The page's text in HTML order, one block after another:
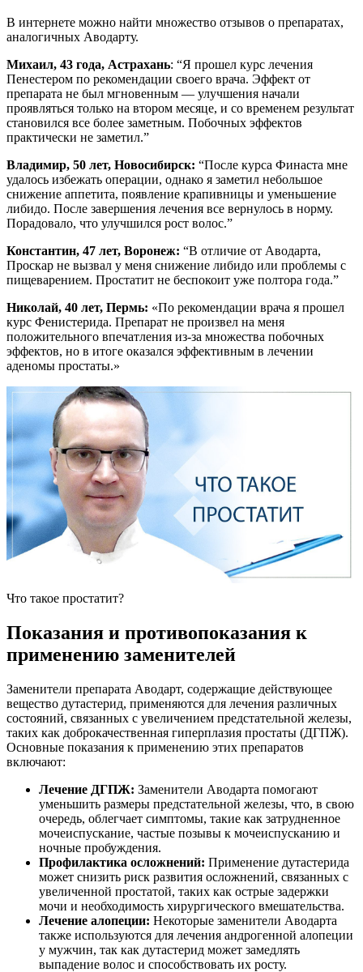
В интернете можно найти множество отзывов о препаратах,
аналогичных Аводарту.
Михаил, 43 года, Астрахань: “Я прошел курс лечения
Пенестером по рекомендации своего врача. Эффект от
препарата не был мгновенным — улучшения начали
проявляться только на втором месяце, и со временем результат
становился все более заметным. Побочных эффектов
практически не заметил.”
Владимир, 50 лет, Новосибирск: “После курса Финаста мне
удалось избежать операции, однако я заметил небольшое
снижение аппетита, появление крапивницы и уменьшение
либидо. После завершения лечения все вернулось в норму.
Порадовало, что улучшился рост волос.”
Константин, 47 лет, Воронеж: “В отличие от Аводарта,
Проскар не вызвал у меня снижение либидо или проблемы с
пищеварением. Простатит не беспокоит уже полтора года.”
Николай, 40 лет, Пермь: «По рекомендации врача я прошел
курс Фенистерида. Препарат не произвел на меня
положительного впечатления из-за множества побочных
эффектов, но в итоге оказался эффективным в лечении
аденомы простаты.»
Что такое простатит?
Показания и противопоказания к
применению заменителей
Заменители препарата Аводарт, содержащие действующее
вещество дутастерид, применяются для лечения различных
состояний, связанных с увеличением предстательной железы,
таких как доброкачественная гиперплазия простаты (ДГПЖ).
Основные показания к применению этих препаратов
включают:
Лечение ДГПЖ: Заменители Аводарта помогают
уменьшить размеры предстательной железы, что, в свою
очередь, облегчает симптомы, такие как затрудненное
мочеиспускание, частые позывы к мочеиспусканию и
ночные пробуждения.
Профилактика осложнений: Применение дутастерида
может снизить риск развития осложнений, связанных с
увеличенной простатой, таких как острые задержки
мочи и необходимость хирургического вмешательства.
Лечение алопеции: Некоторые заменители Аводарта
также используются для лечения андрогенной алопеции
у мужчин, так как дутастерид может замедлять
выпадение волос и способствовать их росту.